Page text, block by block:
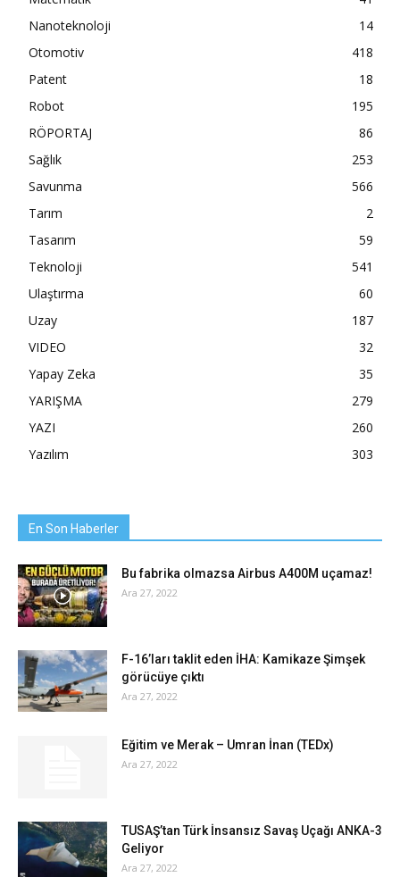
Nanoteknoloji
14
Otomotiv
418
Patent
18
Robot
195
RÖPORTAJ
86
Sağlık
253
Savunma
566
Tarım
2
Tasarım
59
Teknoloji
541
Ulaştırma
60
Uzay
187
VIDEO
32
Yapay Zeka
35
YARIŞMA
279
YAZI
260
Yazılım
303
En Son Haberler
Bu fabrika olmazsa Airbus A400M uçamaz!
Ara 27, 2022
F-16’ları taklit eden İHA: Kamikaze Şimşek
görücüye çıktı
Ara 27, 2022
Eğitim ve Merak – Umran İnan (TEDx)
Ara 27, 2022
TUSAŞ’tan Türk İnsansız Savaş Uçağı ANKA-3
Geliyor
Ara 27, 2022